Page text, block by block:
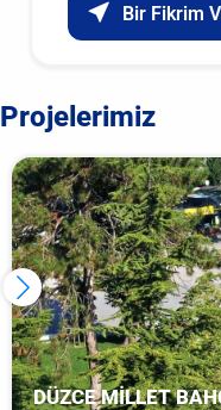
Bir Fikrim
Projelerimiz
DÜZCE MİLLET